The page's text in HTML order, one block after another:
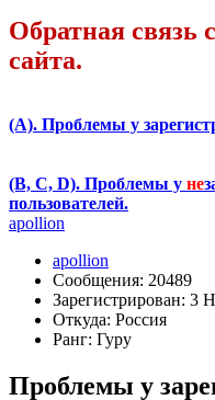
Обратная связь
сайта.
(А). Проблемы у
(B, C, D). Проблемы у не
пользователей.
apollion
apollion
Сообщения: 20489
Зарегистрирован: 3
Откуда: Россия
Ранг: Гуру
Проблемы у